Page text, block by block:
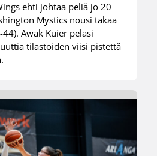
ehti johtaa peliä jo 20
Mystics nousi takaa
Awak Kuier pelasi
tilastoiden viisi pistettä